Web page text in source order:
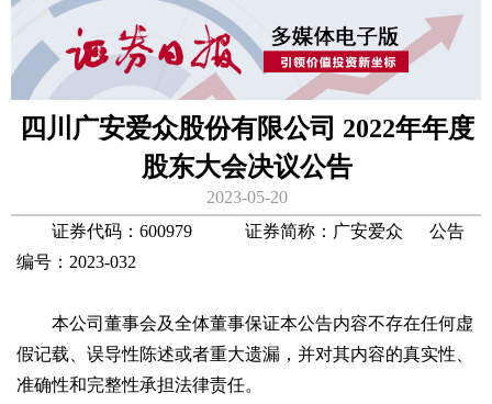
四川广安爱众股份有限公司 2022年年度
股东大会决议公告
2023-05-20
证券代码：600979 证券简称：广安爱众 公告
编号：2023-032
本公司董事会及全体董事保证本公告内容不存在任何虚
假记载、误导性陈述或者重大遗漏，并对其内容的真实性、
准确性和完整性承担法律责任。